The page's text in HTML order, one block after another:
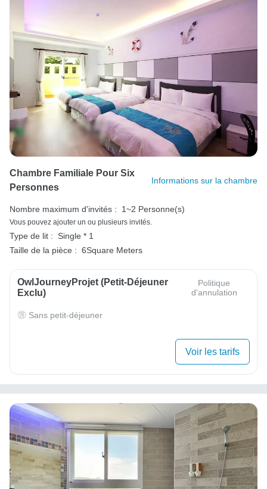
Chambre Familiale Pour Six
Personnes
Informations sur la chambre
Nombre maximum d'invités : 1~2 Personne(s)
Vous pouvez ajouter un ou plusieurs invités.
Type de lit :
Single * 1
Taille de la pièce : 6Square Meters
OwlJourneyProjet (petit-Déjeuner
Exclu)
Politique
d'annulation
Sans petit-déjeuner
Voir les tarifs